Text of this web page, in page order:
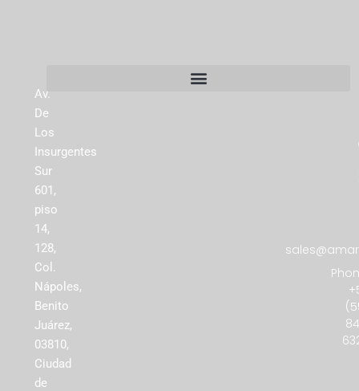
Av.
De
Los
Insurgentes
Sur
601,
piso
14,
128,
Col.
Nápoles,
Benito
Juárez,
03810,
Ciudad
de